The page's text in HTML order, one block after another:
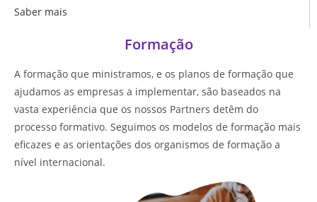
Saber mais
Formação
A formação que ministramos, e os planos de formação que
ajudamos as empresas a implementar, são baseados na
vasta experiência que os nossos Partners detêm do
processo formativo. Seguimos os modelos de formação mais
eficazes e as orientações dos organismos de formação a
nível internacional.